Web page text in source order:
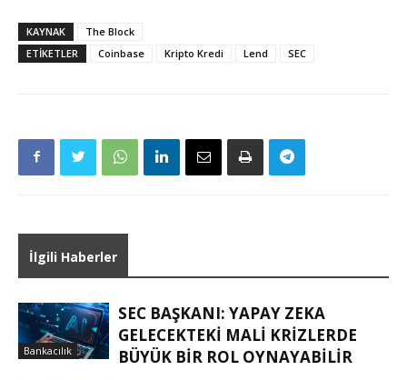
KAYNAK
The Block
ETIKETLER
Coinbase Kripto Kredi Lend SEC
İlgili Haberler
Bankacılık
SEC BAŞKANI: YAPAY ZEKA
GELECEKTEKI MALI KRIZLERDE
BÜYÜK BIR ROL OYNAYABILIR